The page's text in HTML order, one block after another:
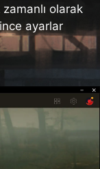
olarak
ayarlar